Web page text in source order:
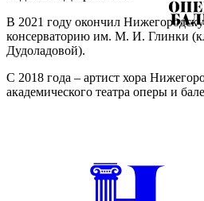
В 2021 году окончил
консерваторию им. М. И. Глинки
Дудоладовой).
С 2018 года – артист хора
академического театра оперы и